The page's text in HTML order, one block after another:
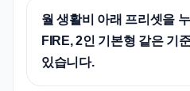
월 생활비 아래 프리셋을
FIRE, 2인 기본형 같은 기
있습니다.